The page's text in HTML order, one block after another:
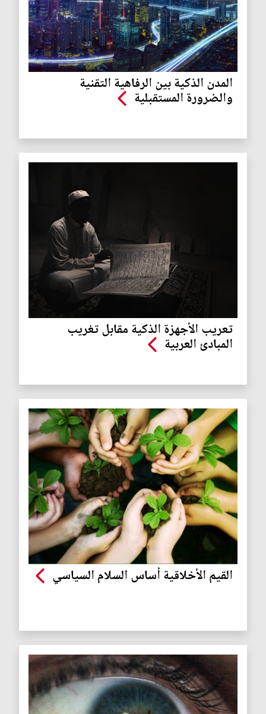
المدن الذكية بين الرفاهية التقنية
والضرورة المستقبلية
تعريب الأجهزة الذكية مقابل تغريب
المبادئ العربية
القيم الأخلاقية أساس السلام السياسي